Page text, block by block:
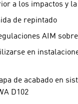
a los impactos y
de repintado
AIM sobre
en
de acabado en
D102